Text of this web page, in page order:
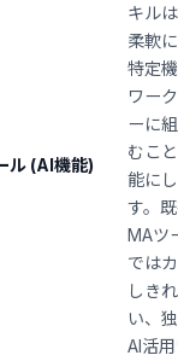
ル (AI機能)
キル
柔軟
特定
ワー
ーに
むこ
能に
す。
MAツ
では
しき
い、
AI活